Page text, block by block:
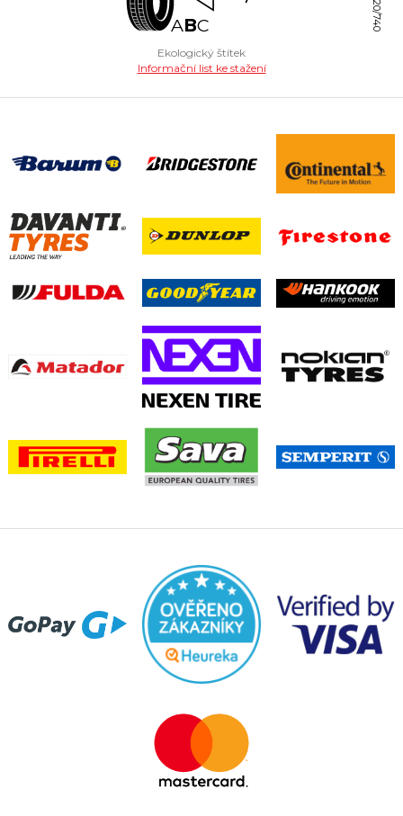
ABC 2020/740
Ekologický štítek
Informační list ke stažení